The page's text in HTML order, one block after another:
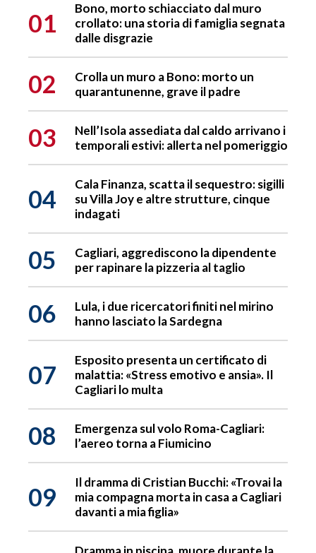
01
Bono, morto schiacciato dal muro
crollato: una storia di famiglia segnata
dalle disgrazie
02
Crolla un muro a Bono: morto un
quarantunenne, grave il padre
03
Nell’Isola assediata dal caldo arrivano i
temporali estivi: allerta nel pomeriggio
04
Cala Finanza, scatta il sequestro: sigilli
su Villa Joy e altre strutture, cinque
indagati
05
Cagliari, aggrediscono la dipendente
per rapinare la pizzeria al taglio
06
Lula, i due ricercatori finiti nel mirino
hanno lasciato la Sardegna
07
Esposito presenta un certificato di
malattia: «Stress emotivo e ansia». Il
Cagliari lo multa
08
Emergenza sul volo Roma-Cagliari:
l’aereo torna a Fiumicino
09
Il dramma di Cristian Bucchi: «Trovai la
mia compagna morta in casa a Cagliari
davanti a mia figlia»